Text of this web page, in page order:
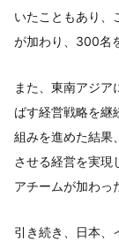
いたこともあり、
が加わり、300名
また、東南アジ
ばす経営戦略を継
組みを進めた結果
させる経営を実現
アチームが加わっ
引き続き、日本、